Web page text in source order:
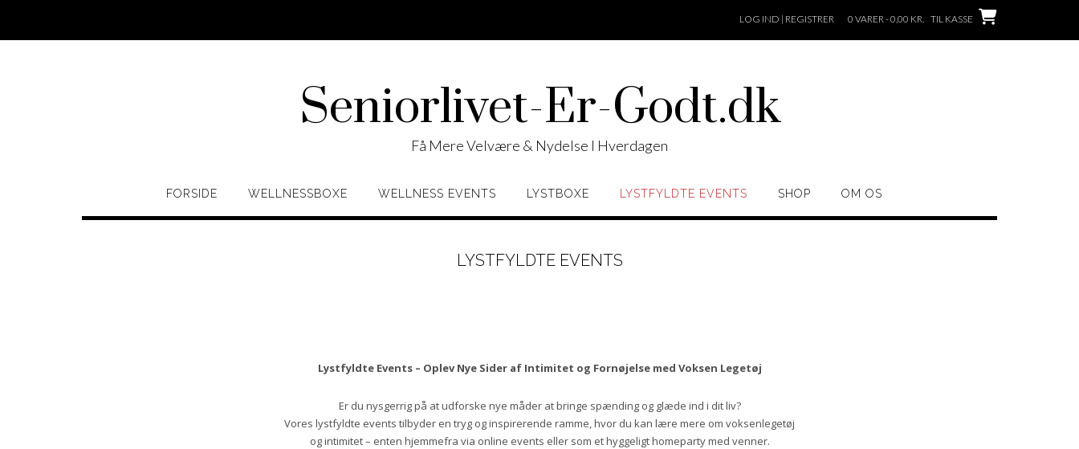
content
LOG IND | REGISTRER 0 VARER - 0,00 KR. TIL KASSE
Seniorlivet-Er-Godt.dk
Få Mere Velvære & Nydelse I Hverdagen
FORSIDE WELLNESSBOXE WELLNESS EVENTS LYSTBOXE LYSTFYLDTE EVENTS SHOP OM OS
LYSTFYLDTE EVENTS
Lystfyldte Events – Oplev Nye Sider af Intimitet og Fornøjelse med Voksen Legetøj
Er du nysgerrig på at udforske nye måder at bringe spænding og glæde ind i dit liv?
Vores lystfyldte events tilbyder en tryg og inspirerende ramme, hvor du kan lære mere om voksenlegetøj
og intimitet – enten hjemmefra via online events eller som et hyggeligt homeparty med venner.